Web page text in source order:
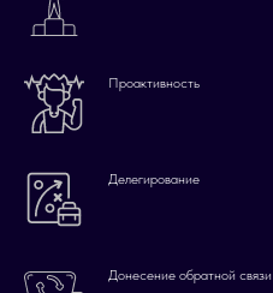
Проактивность
Делегирование
Донесение обратной связи